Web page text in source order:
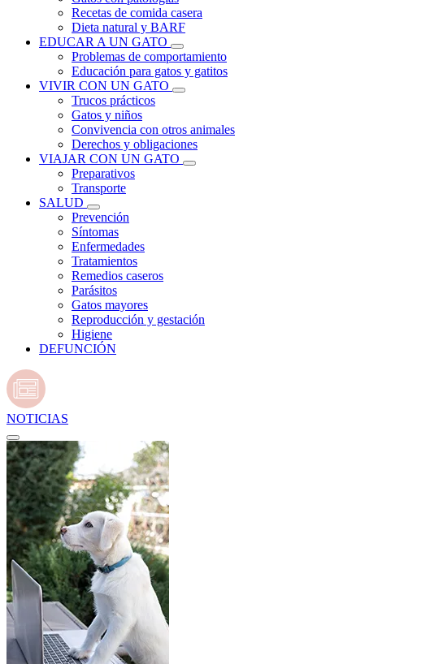
Recetas de comida casera
Dieta natural y BARF
EDUCAR A UN GATO
Problemas de comportamiento
Educación para gatos y gatitos
VIVIR CON UN GATO
Trucos prácticos
Gatos y niños
Convivencia con otros animales
Derechos y obligaciones
VIAJAR CON UN GATO
Preparativos
Transporte
SALUD
Prevención
Síntomas
Enfermedades
Tratamientos
Remedios caseros
Parásitos
Gatos mayores
Reproducción y gestación
Higiene
DEFUNCIÓN
NOTICIAS